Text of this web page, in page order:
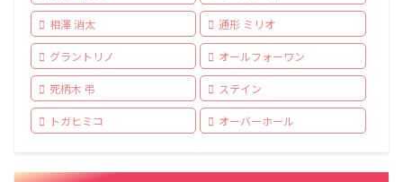
相澤 消太 通形 ミリオ
グラントリノ オールフォーワン
死柄木 弔 ステイン
トガヒミコ オーバーホール